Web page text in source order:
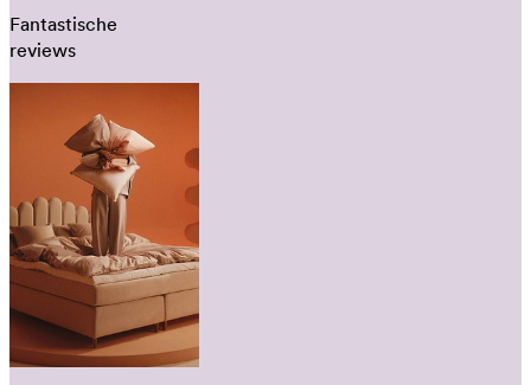
Fantastische
reviews